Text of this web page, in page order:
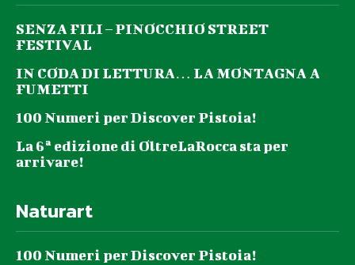
SENZA FILI – PINOCCHIO STREET
FESTIVAL
IN CODA DI LETTURA… LA MONTAGNA A
FUMETTI
100 Numeri per Discover Pistoia!
La 6ª edizione di OltreLaRocca sta per
arrivare!
Naturart
100 Numeri per Discover Pistoia!